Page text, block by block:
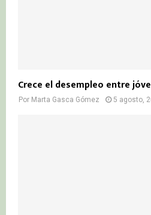
Crece el desempleo entre
Por Marta Gasca Gómez 5 agosto,